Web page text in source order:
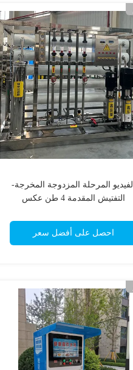
الفيديو المرحلة المزدوجة المخرجة-
التفتيش المقدمة 4 طن عكس
احصل على أفضل سعر